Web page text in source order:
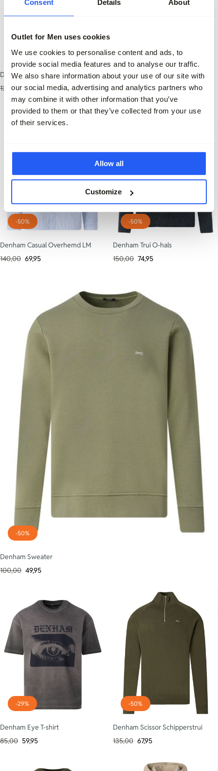
Consent Details About
Outlet for Men uses cookies
We use cookies to personalise content and ads, to
provide social media features and to analyse our traffic.
We also share information about your use of our site with
our social media, advertising and analytics partners who
may combine it with other information that you’ve
provided to them or that they’ve collected from your use
of their services.
Allow all
Customize
-30%
Denham Polo Korte mouw
120,00 83,95
-30%
Denham Casual Overhemd KM
140,00 97,95
-50%
Denham Casual Overhemd LM
140,00 69,95
-50%
Denham Trui O-hals
150,00 74,95
-50%
Denham Sweater
100,00 49,95
-29%
Denham Eye T-shirt
85,00 59,95
-50%
Denham Scissor Schipperstrui
135,00 67,95